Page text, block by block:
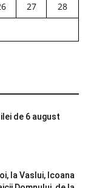
27
28
de 6 august
la Vaslui, Icoana